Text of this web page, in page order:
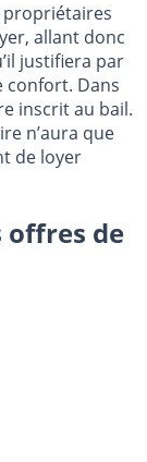
propriétaires
allant donc
justifiera par
confort. Dans
inscrit au bail.
n’aura que
de loyer
offres de